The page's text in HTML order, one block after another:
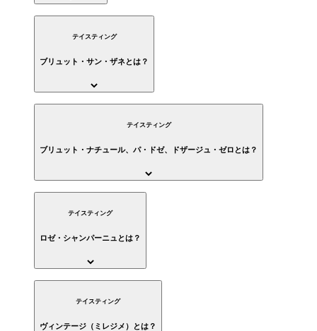
テイスティング
ブリュット・サン・ザネとは？
テイスティング
ブリュット・ナチュール、パ・ドゼ、ドザージュ・ゼロとは？
テイスティング
ロゼ・シャンパーニュとは？
テイスティング
ヴィンテージ（ミレジメ）とは？